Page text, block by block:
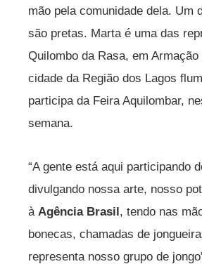
mão pela comunidade dela. Um
são pretas. Marta é uma das
Quilombo da Rasa, em
cidade da Região dos Lagos
participa da Feira Aquilombar,
semana.
“A gente está aqui participando
divulgando nossa arte, nosso
à Agência Brasil, tendo nas
bonecas, chamadas de
representa nosso grupo de